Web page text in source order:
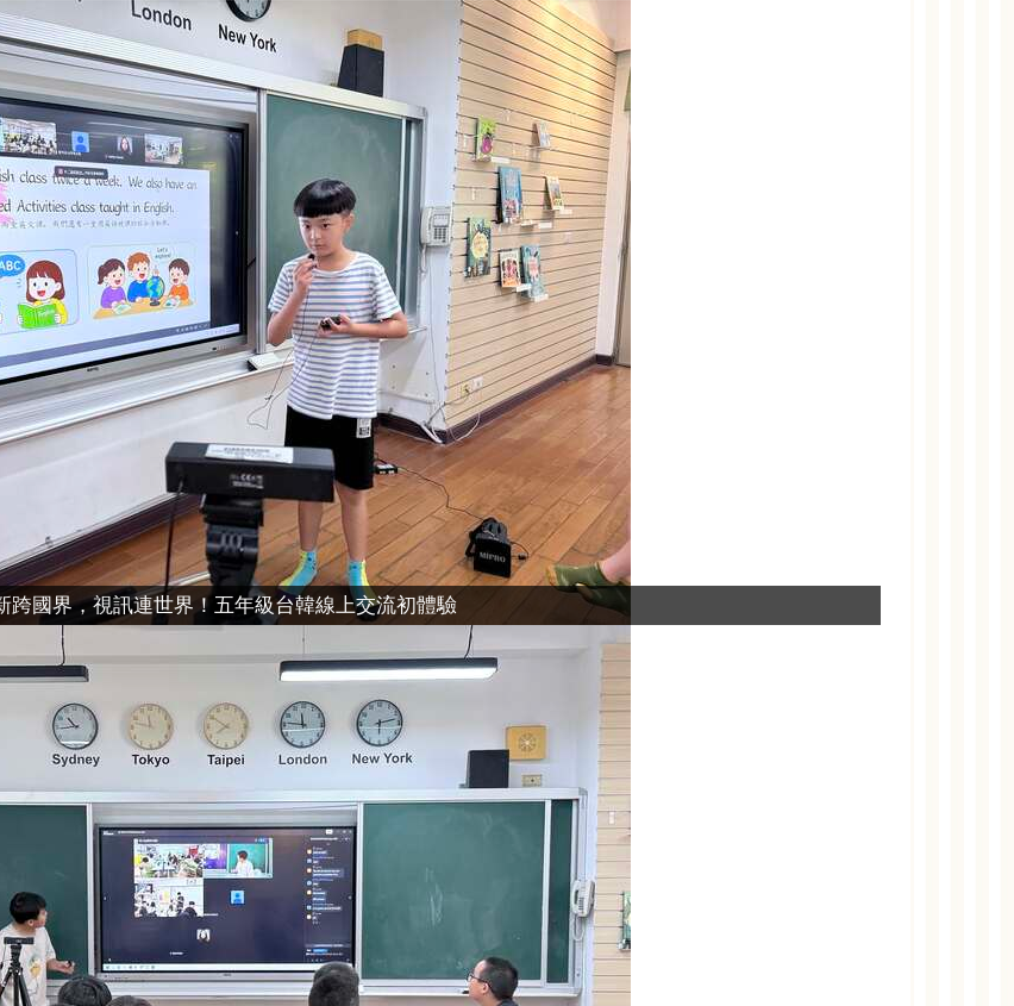
跨國界，視訊連世界！五年級台韓線上交流初體驗